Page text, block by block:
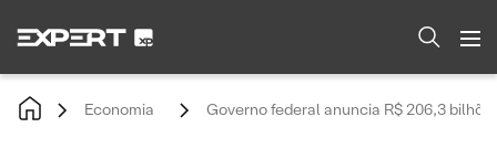
Economia Governo federal anuncia R$ 206,3